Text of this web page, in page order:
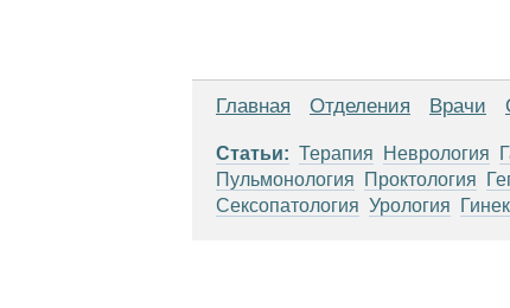
Главная Отделения Врачи
Статьи: Терапия Неврология
Пульмонология
Проктология
Сексопатология Урология